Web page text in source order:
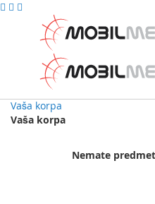
Vaša korpa
Vaša korpa
Nemate